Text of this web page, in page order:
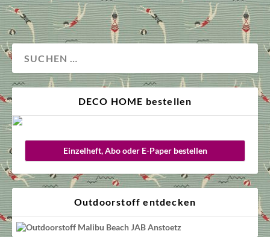
DECO HOME bestellen
Einzelheft, Abo oder E-Paper bestellen
Outdoorstoff entdecken